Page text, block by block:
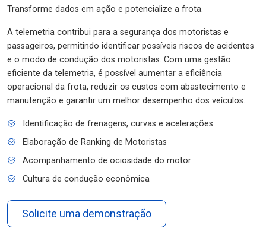
Transforme dados em ação e potencialize a frota.
A telemetria contribui para a segurança dos motoristas e
passageiros, permitindo identificar possíveis riscos de acidentes
e o modo de condução dos motoristas. Com uma gestão
eficiente da telemetria, é possível aumentar a eficiência
operacional da frota, reduzir os custos com abastecimento e
manutenção e garantir um melhor desempenho dos veículos.
Identificação de frenagens, curvas e acelerações
Elaboração de Ranking de Motoristas
Acompanhamento de ociosidade do motor
Cultura de condução econômica
Solicite uma demonstração